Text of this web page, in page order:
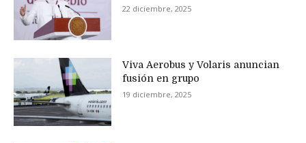
22 diciembre, 2025
Viva Aerobus y Volaris anuncian
fusión en grupo
19 diciembre, 2025